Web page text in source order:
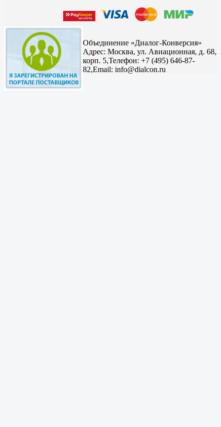
Объединение «Диалог-Конверсия»
Адрес: Москва, ул. Авиационная, д. 68,
корп. 5,Телефон: +7 (495) 646-87-
82,Email: info@dialcon.ru